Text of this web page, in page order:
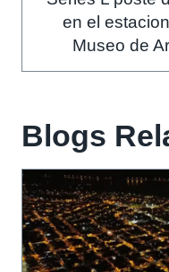
en el
Museo de
Blogs